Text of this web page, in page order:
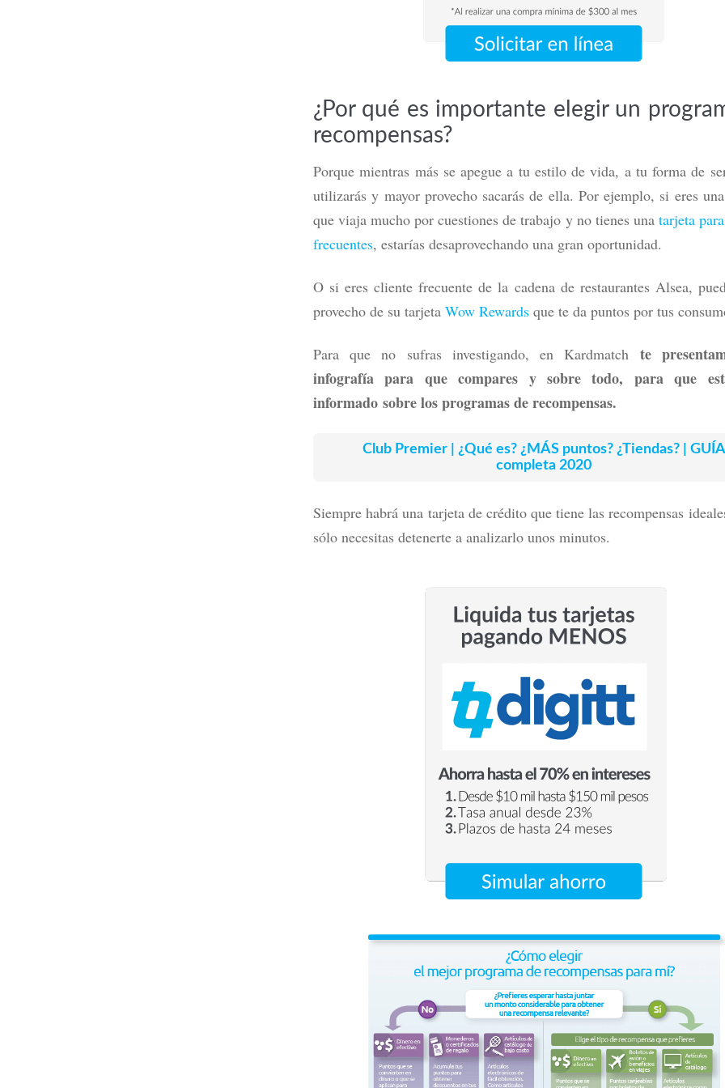
¿Por qué es importante elegir un
recompensas?
Porque mientras más se apegue a tu estilo de vida, a tu forma de
utilizarás y mayor provecho sacarás de ella. Por ejemplo, si eres
que viaja mucho por cuestiones de trabajo y no tienes una tarjeta
frecuentes, estarías desaprovechando una gran oportunidad.
O si eres cliente frecuente de la cadena de restaurantes Alsea,
provecho de su tarjeta Wow Rewards que te da puntos por tus
Para que no sufras investigando, en Kardmatch te
infografía para que compares y sobre todo, para que
informado sobre los programas de recompensas.
Club Premier | ¿Qué es? ¿MÁS puntos? ¿Tiendas? | GUÍA
completa 2020
Siempre habrá una tarjeta de crédito que tiene las recompensas
sólo necesitas detenerte a analizarlo unos minutos.
Tarjeta Mercado Pago: ¿es de crédito o
débito?, cómo funciona y beneficios
Leer más
Tarjeta Volaris INVEX 0:
viajar? Costos y beneficios
Leer más